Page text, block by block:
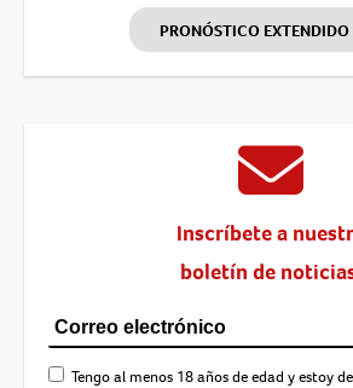
PRONÓSTICO EXTENDIDO
Inscríbete a
boletín de
Tengo al menos 18 años de edad y estoy